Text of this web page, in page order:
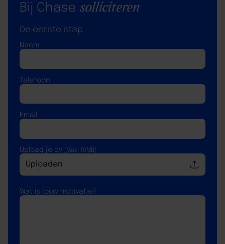
Bij Chase solliciteren
De eerste stap
Naam
Telefoon
Email
Upload je cv (Max. 10MB)
Uploaden
Wat is jouw motivatie?